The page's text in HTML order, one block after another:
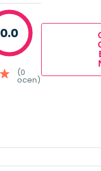
0.0
(0
ocen)